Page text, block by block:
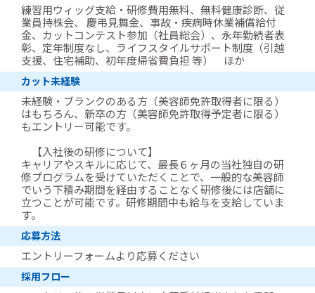
練習用ウィッグ支給・研修費用無料、無料健康診断、従
業員持株会、 慶弔見舞金、事故・疾病時休業補償給付
金、カットコンテスト参加（社員総会）、永年勤続者表
彰、定年制度なし、ライフスタイルサポート制度（引越
支援、住宅補助、初年度帰省費負担 等） ほか
カット未経験
未経験・ブランクのある方（美容師免許取得者に限る）
はもちろん、新卒の方（美容師免許取得予定者に限る）
もエントリー可能です。
【入社後の研修について】
キャリアやスキルに応じて、最長６ヶ月の当社独自の研
修プログラムを受けていただくことで、一般的な美容師
でいう下積み期間を経由することなく研修後には店舗に
立つことが可能です。研修期間中も給与を支給していま
す。
応募方法
エントリーフォームより応募ください
採用フロー